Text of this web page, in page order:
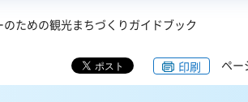
ための観光まちづくりガイドブック
印刷 ペー